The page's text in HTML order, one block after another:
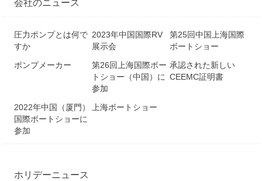
会社のニュース
圧力ポンプとは何で
すか
2023年中国国際RV
展示会
第25回中国上海国際
ボートショー
ポンプメーカー
第26回上海国際ボー
トショー（中国）に
参加
承認された新しい
CEEMC証明書
2022年中国（厦門）
国際ボートショーに
参加
上海ボートショー
ホリデーニュース